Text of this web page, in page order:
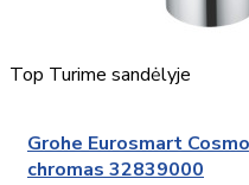
Top Turime sandėlyje
Grohe Eurosmart
chromas 32839000